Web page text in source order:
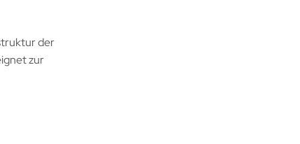
der
zur